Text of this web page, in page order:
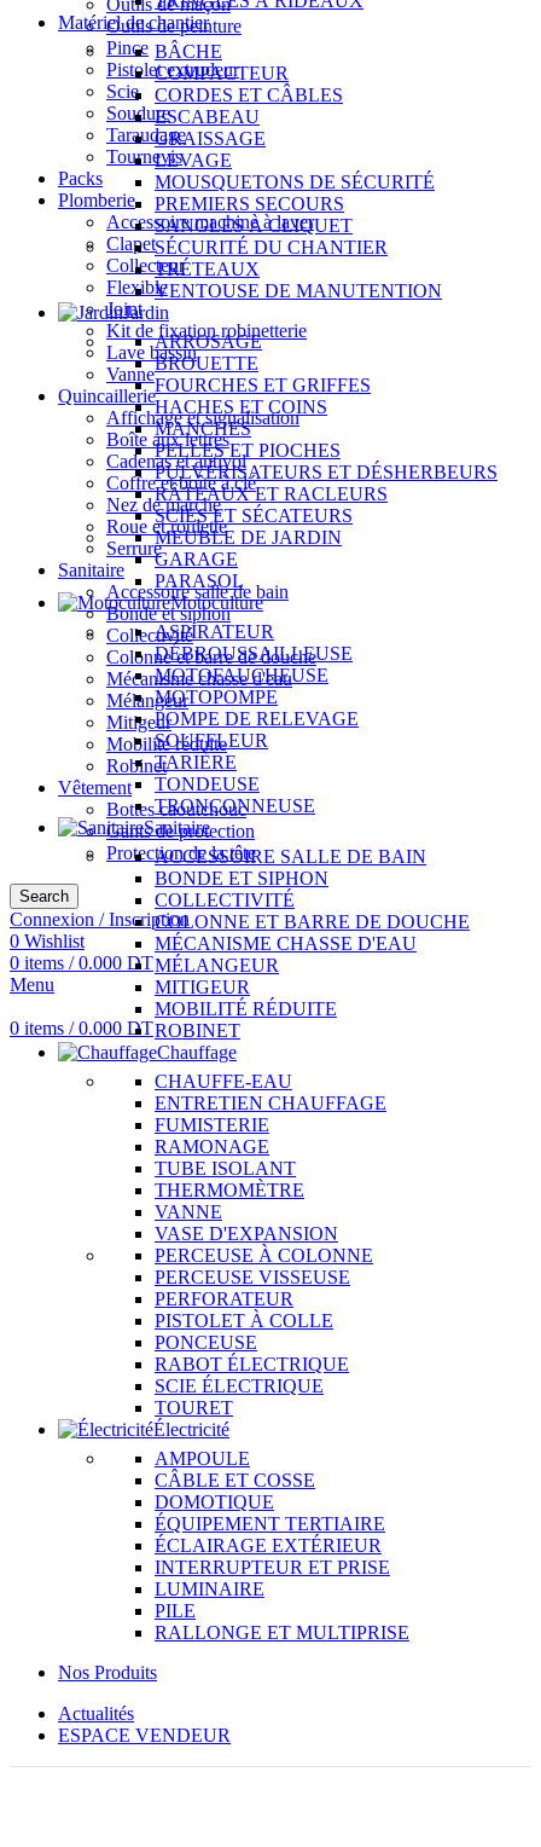
Outils de maçon
Outils de peinture
Pince
Pistolet extrudeur
Scie
Soudure
Taraudage
Tournevis
Packs
Plomberie
Accessoire machine à laver
Clapet
Collecteur
Flexible
Joint
Kit de fixation robinetterie
Lave bassin
Vanne
Quincaillerie
Affichage et signalisation
Boîte aux lettres
Cadenas et antivol
Coffre et boîte à clé
Nez de marche
Roue et roulette
Serrure
Sanitaire
Accessoire salle de bain
Bonde et siphon
Collectivité
Colonne et barre de douche
Mécanisme chasse d'eau
Mélangeur
Mitigeur
Mobilité réduite
Robinet
Vêtement
Bottes caoutchouc
Gants de protection
Protection de la tête
Search
Connexion / Inscription
0 Wishlist
0 items / 0.000 DT
Menu
0 items / 0.000 DT
Matériel de chantier
BÂCHE
COMPACTEUR
CORDES ET CÂBLES
ESCABEAU
GRAISSAGE
LEVAGE
MOUSQUETONS DE SÉCURITÉ
PREMIERS SECOURS
SANGLES À CLIQUET
SÉCURITÉ DU CHANTIER
TRÉTEAUX
VENTOUSE DE MANUTENTION
Jardin
ARROSAGE
BROUETTE
FOURCHES ET GRIFFES
HACHES ET COINS
MANCHES
PELLES ET PIOCHES
PULVÉRISATEURS ET DÉSHERBEURS
RÂTEAUX ET RACLEURS
SCIES ET SÉCATEURS
MEUBLE DE JARDIN
GARAGE
PARASOL
Motoculture
ASPIRATEUR
DÉBROUSSAILLEUSE
MOTOFAUCHEUSE
MOTOPOMPE
POMPE DE RELEVAGE
SOUFFLEUR
TARIÈRE
TONDEUSE
TRONÇONNEUSE
Sanitaire
ACCESSOIRE SALLE DE BAIN
BONDE ET SIPHON
COLLECTIVITÉ
COLONNE ET BARRE DE DOUCHE
MÉCANISME CHASSE D'EAU
MÉLANGEUR
MITIGEUR
MOBILITÉ RÉDUITE
ROBINET
Chauffage
CHAUFFE-EAU
ENTRETIEN CHAUFFAGE
FUMISTERIE
RAMONAGE
TUBE ISOLANT
THERMOMÈTRE
VANNE
VASE D'EXPANSION
PERCEUSE À COLONNE
PERCEUSE VISSEUSE
PERFORATEUR
PISTOLET À COLLE
PONCEUSE
RABOT ÉLECTRIQUE
SCIE ÉLECTRIQUE
TOURET
Électricité
AMPOULE
CÂBLE ET COSSE
DOMOTIQUE
ÉQUIPEMENT TERTIAIRE
ÉCLAIRAGE EXTÉRIEUR
INTERRUPTEUR ET PRISE
LUMINAIRE
PILE
RALLONGE ET MULTIPRISE
Nos Produits
Actualités
ESPACE VENDEUR